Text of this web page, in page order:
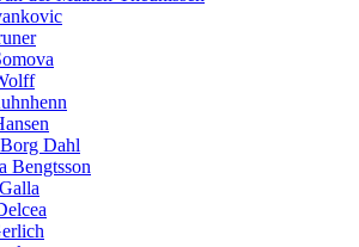
Dahl
Bengtsson